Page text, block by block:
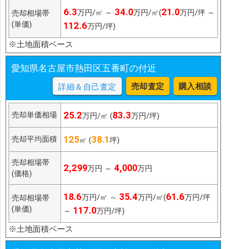
売却相場帯
(単価)
6.3万円/㎡ ～ 34.0万円/㎡(21.0万円/坪 ～
112.6万円/坪)
※土地面積ベース
愛知県名古屋市熱田区五番町の付近
詳細＆自己査定 売却査定 購入相談
売却単価相場 25.2万円/㎡ (83.3万円/坪)
売却平均面積 125㎡ (38.1坪)
売却相場帯
(価格)
2,299万円 ～ 4,000万円
売却相場帯
(単価)
18.6万円/㎡ ～ 35.4万円/㎡(61.6万円/坪
～ 117.0万円/坪)
※土地面積ベース